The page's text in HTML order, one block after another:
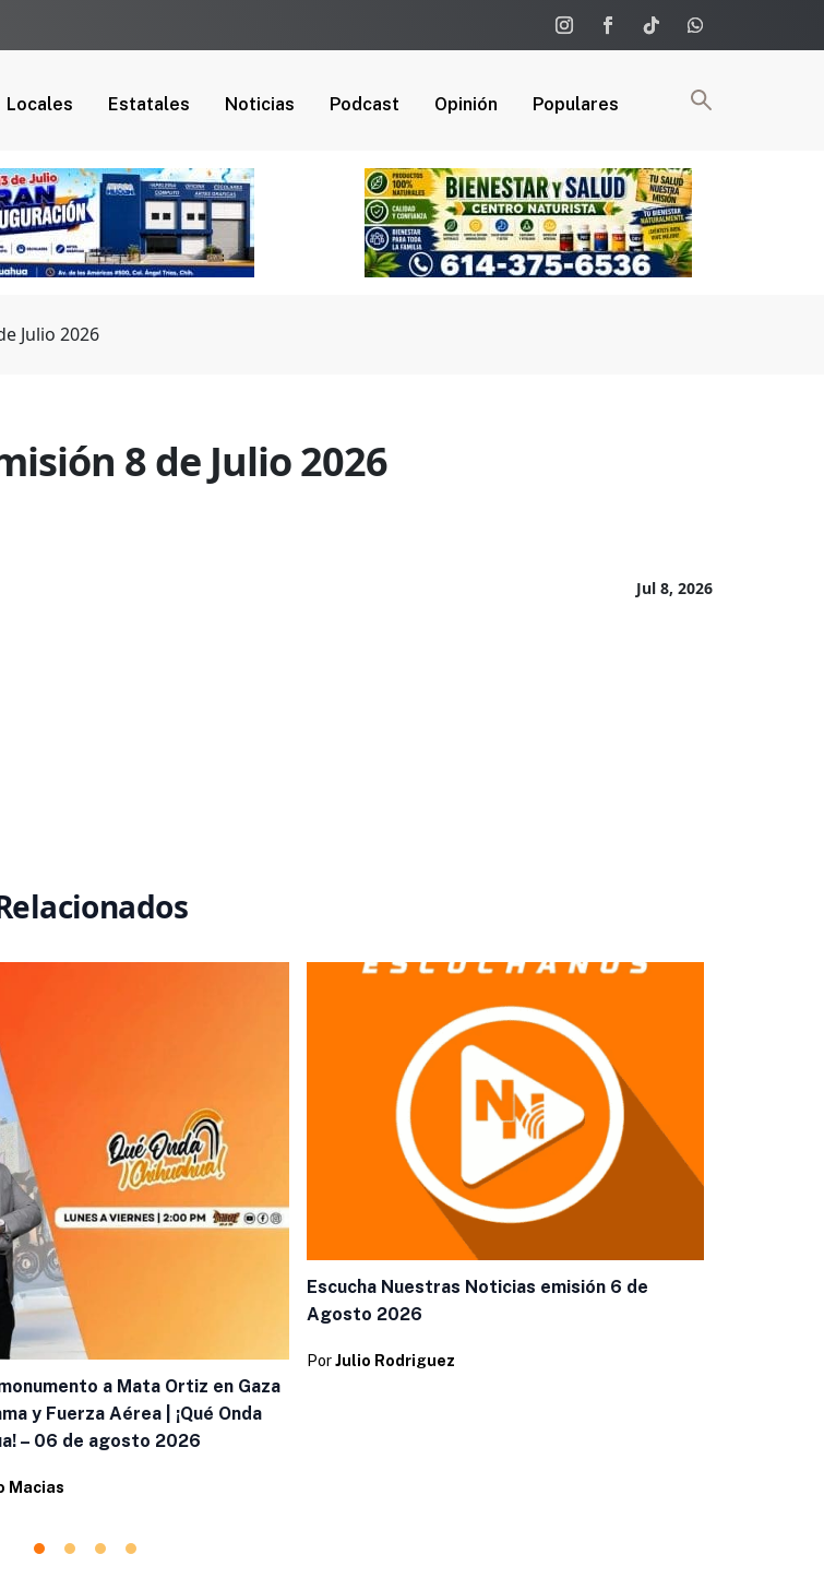
Locales Estatales Noticias Podcast Opinión Populares
Julio 2026
8 de Julio 2026
Jul 8, 2026
a Mata Ortiz en Gaza
y Fuerza Aérea | ¡Qué Onda
– 06 de agosto 2026
Macias
Escucha Nuestras Noticias emisión 6 de
Agosto 2026
PorJulio Rodriguez